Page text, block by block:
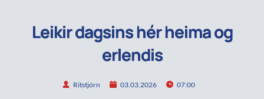
Leikir dagsins hér heima og
erlendis
Ritstjórn 03.03.2026 07:00